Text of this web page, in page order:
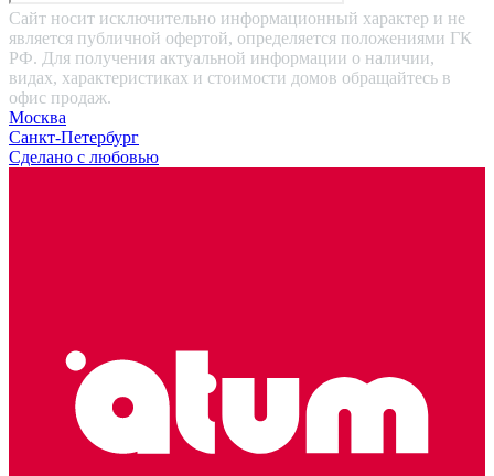
Сайт носит исключительно информационный характер и не
является публичной офертой, определяется положениями ГК
РФ. Для получения актуальной информации о наличии,
видах, характеристиках и стоимости домов обращайтесь в
офис продаж.
Москва
Санкт-Петербург
Сделано с любовью